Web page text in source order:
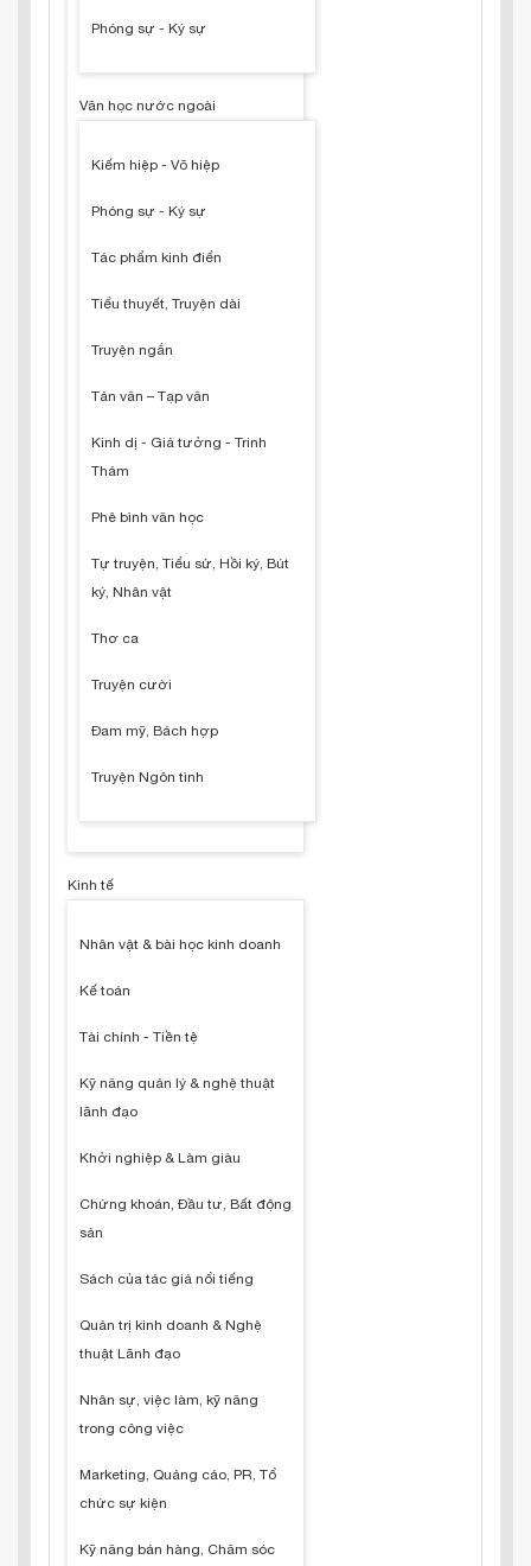
Phóng sự - Ký sự
Văn học nước ngoài
Kiếm hiệp - Võ hiệp
Phóng sự - Ký sự
Tác phẩm kinh điển
Tiểu thuyết, Truyện dài
Truyện ngắn
Tản văn – Tạp văn
Kinh dị - Giả tưởng - Trinh
Thám
Phê bình văn học
Tự truyện, Tiểu sử, Hồi ký, Bút
ký, Nhân vật
Thơ ca
Truyện cười
Đam mỹ, Bách hợp
Truyện Ngôn tình
Kinh tế
Nhân vật & bài học kinh doanh
Kế toán
Tài chính - Tiền tệ
Kỹ năng quản lý & nghệ thuật
lãnh đạo
Khởi nghiệp & Làm giàu
Chứng khoán, Đầu tư, Bất động
sản
Sách của tác giả nổi tiếng
Quản trị kinh doanh & Nghệ
thuật Lãnh đạo
Nhân sự, việc làm, kỹ năng
trong công việc
Marketing, Quảng cáo, PR, Tổ
chức sự kiện
Kỹ năng bán hàng, Chăm sóc